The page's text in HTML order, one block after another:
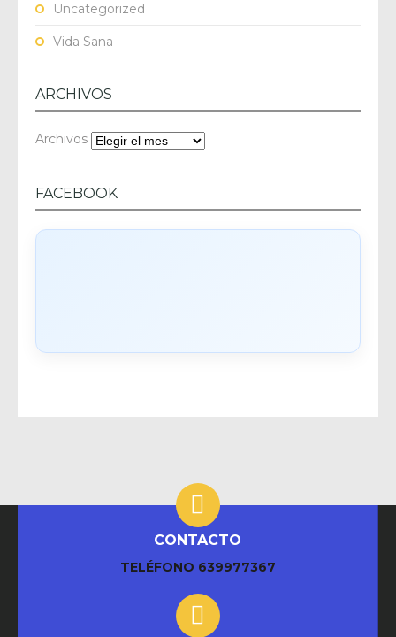
Uncategorized
Vida Sana
ARCHIVOS
Archivos
FACEBOOK
CONTACTO
TELÉFONO 639977367